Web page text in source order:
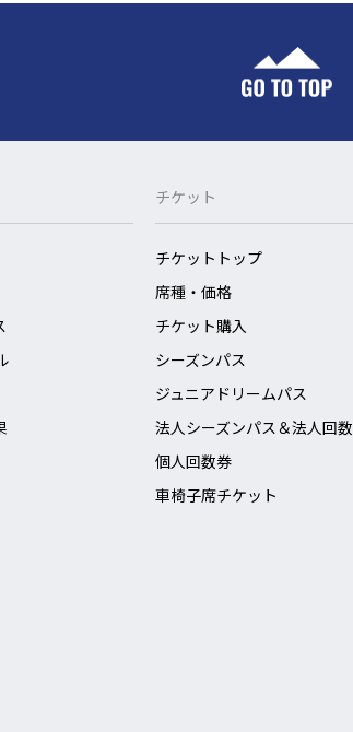
チケット
チケットトップ
席種・価格
チケット購入
シーズンパス
ジュニアドリームパス
法人シーズンパス＆法人回
個人回数券
車椅子席チケット